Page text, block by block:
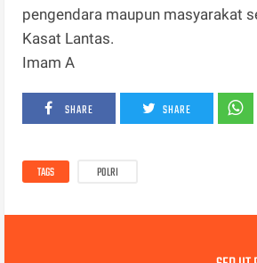
pengendara maupun masyarakat
Kasat Lantas.
Imam A
SHARE SHARE
TAGS POLRI